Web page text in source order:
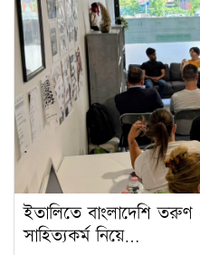
ইতালিতে বাংলাদেশি
সাহিত্যকর্ম নিয়ে…